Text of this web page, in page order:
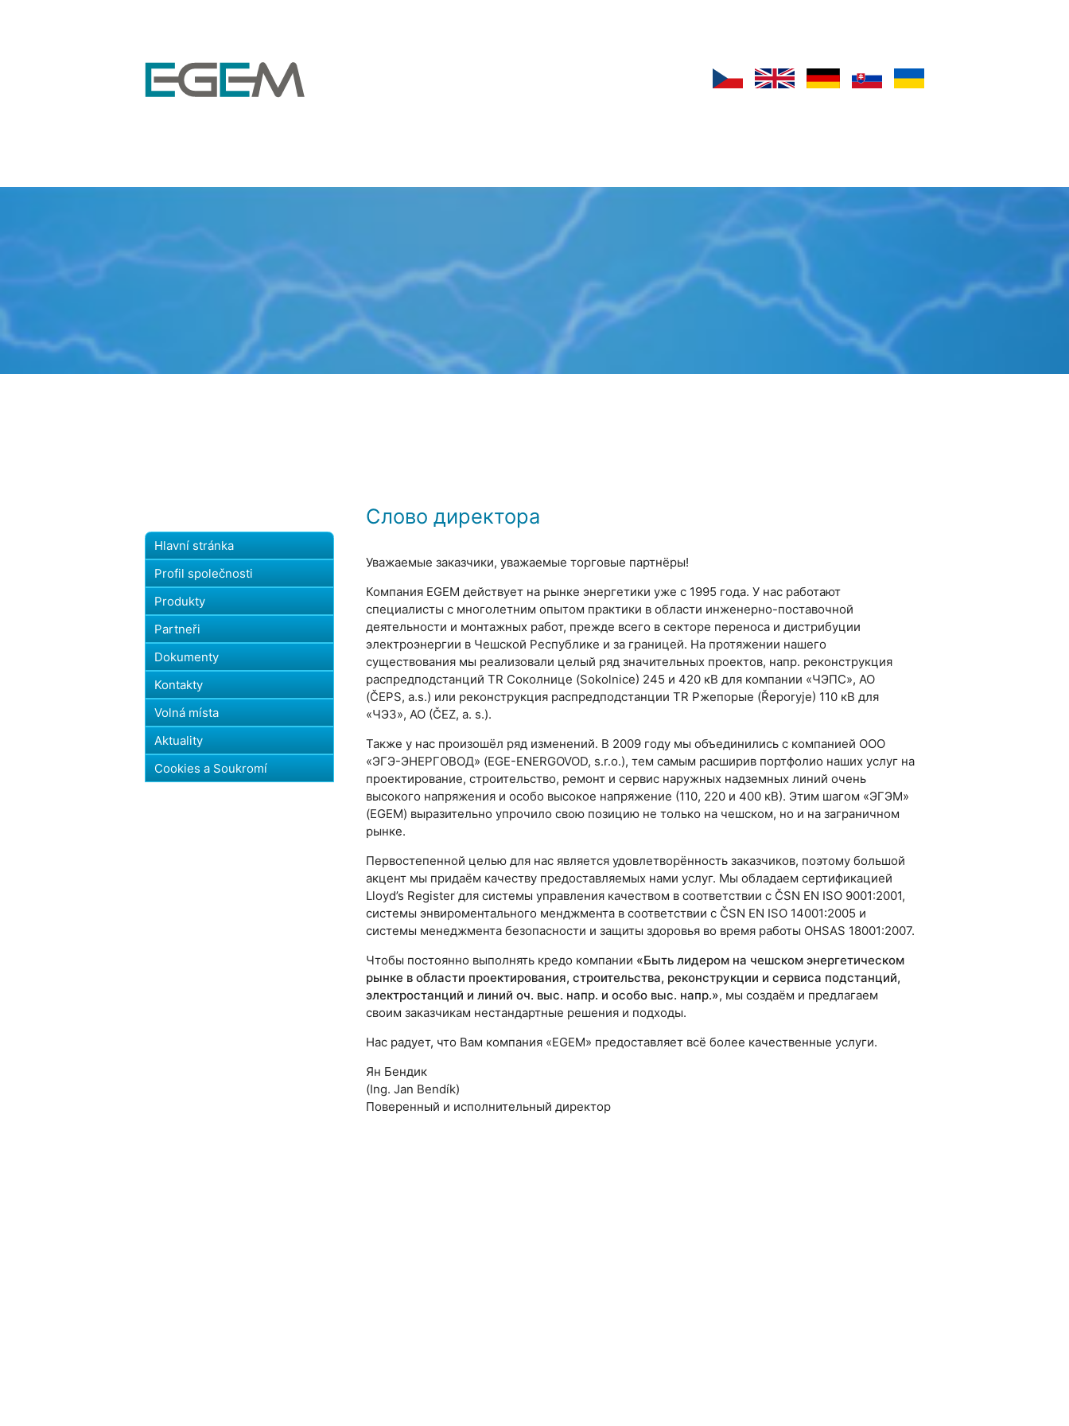
Hlavní stránka
Profil společnosti
Produkty
Partneři
Dokumenty
Kontakty
Volná místa
Aktuality
Cookies a Soukromí
Слово директора
Уважаемые заказчики, уважаемые торговые партнёры!
Компания EGEM действует на рынке энергетики уже с 1995 года. У нас работают
специалисты с многолетним опытом практики в области инженерно-поставочной
деятельности и монтажных работ, прежде всего в секторе переноса и дистрибуции
электроэнергии в Чешской Республике и за границей. На протяжении нашего
существования мы реализовали целый ряд значительных проектов, напр. реконструкция
распредподстанций TR Соколнице (Sokolnice) 245 и 420 кВ для компании «ЧЭПС», АО
(ČEPS, a.s.) или реконструкция распредподстанции TR Ржепорые (Řeporyje) 110 кВ для
«ЧЭЗ», АО (ČEZ, a. s.).
Также у нас произошёл ряд изменений. В 2009 году мы объединились с компанией ООО
«ЭГЭ-ЭНЕРГОВОД» (EGE-ENERGOVOD, s.r.o.), тем самым расширив портфолио наших услуг на
проектирование, строительство, ремонт и сервис наружных надземных линий очень
высокого напряжения и особо высокое напряжение (110, 220 и 400 кВ). Этим шагом «ЭГЭМ»
(EGEM) выразительно упрочило свою позицию не только на чешском, но и на заграничном
рынке.
Первостепенной целью для нас является удовлетворённость заказчиков, поэтому большой
акцент мы придаём качеству предоставляемых нами услуг. Мы обладаем сертификацией
Lloyd’s Register для системы управления качеством в соответствии с ČSN EN ISO 9001:2001,
системы энвироментального менджмента в соответствии с ČSN EN ISO 14001:2005 и
системы менеджмента безопасности и защиты здоровья во время работы OHSAS 18001:2007.
Чтобы постоянно выполнять кредо компании «Быть лидером на чешском энергетическом
рынке в области проектирования, строительства, реконструкции и сервиса подстанций,
электростанций и линий оч. выс. напр. и особо выс. напр.», мы создаём и предлагаем
своим заказчикам нестандартные решения и подходы.
Нас радует, что Вам компания «EGEM» предоставляет всё более качественные услуги.
Ян Бендик
(Ing. Jan Bendík)
Поверенный и исполнительный директор